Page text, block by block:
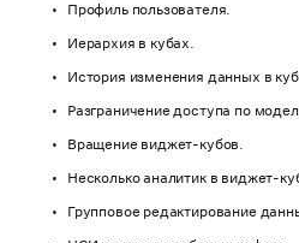
Профиль пользователя.
Иерархия в кубах.
История изменения данных в
Разграничение доступа по
Вращение виджет-кубов.
Несколько аналитик в виджет-
Групповое редактирование